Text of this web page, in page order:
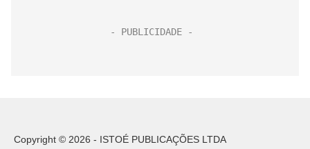
Copyright © 2026 - ISTOÉ PUBLICAÇÕES LTDA